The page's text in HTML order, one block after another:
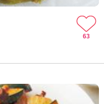
63